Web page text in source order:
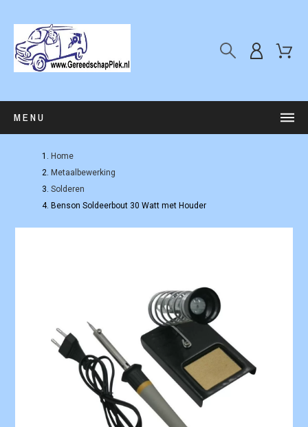
MENU
Home
Metaalbewerking
Solderen
Benson Soldeerbout 30 Watt met Houder